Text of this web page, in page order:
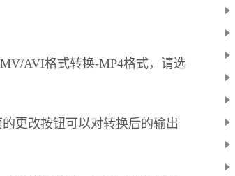
AVI格式转换-MP4格式，请选
更改按钮可以对转换后的输出